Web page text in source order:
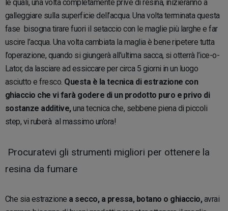
le quali, una volta completamente prive di resina, inizieranno a
galleggiare sulla superficie dell’acqua. Una volta terminata questa
fase bisogna tirare fuori il setaccio con le maglie più larghe e far
uscire l’acqua. Una volta cambiata la maglia è bene ripetere tutta
l’operazione, quando si giungerà all’ultima sacca, si otterrà l’ice-o-
Lator, da lasciare ad essiccare per circa 5 giorni in un luogo
asciutto e fresco. Questa è la tecnica di estrazione con
ghiaccio che vi farà godere di un prodotto puro e privo di
sostanze additive,una tecnica che, sebbene piena di piccoli
step, vi ruberà al massimo un’ora!
Procuratevi gli strumenti migliori per ottenere la
resina da fumare
Che sia estrazione a secco, a pressa, botano o ghiaccio,avrai